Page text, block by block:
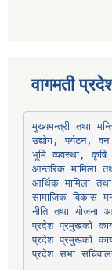
वागमती
उद्योग, पर्यटन, वन
भूमि व्यवस्था, कृषि
सामाजिक विकास
प्रदेश प्रमुखको
प्रदेश प्रमुखको
प्रदेश सभा